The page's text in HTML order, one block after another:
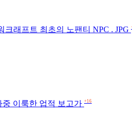
크래프트 최초의 노팬티 NPC . JPG
이룩한 업적 보고가 +16